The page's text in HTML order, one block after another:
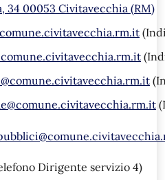
34 00053 Civitavecchia (RM)
Dirigente servizio 4)